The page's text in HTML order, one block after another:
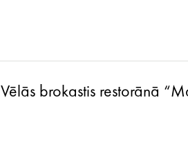
Vēlās brokastis restorānā